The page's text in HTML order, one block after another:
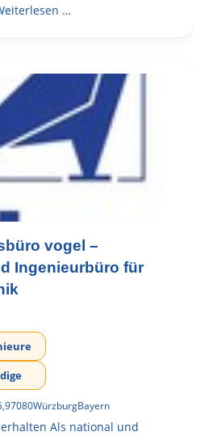
…
vogel –
Ingenieurbüro für
,97080WürzburgBayern
Als national und